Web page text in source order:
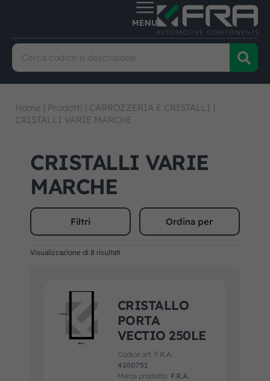
Home | Prodotti | CARROZZERIA E CRISTALLI |
CRISTALLI VARIE MARCHE
CRISTALLI VARIE
MARCHE
Filtri Ordina per
Visualizzazione di 8 risultati
CRISTALLO
PORTA
VECTIO 250LE
Codice art. F.R.A.:
4100751
Marca prodotto: F.R.A.